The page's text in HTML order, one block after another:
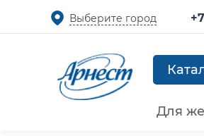
Выберите город
Для